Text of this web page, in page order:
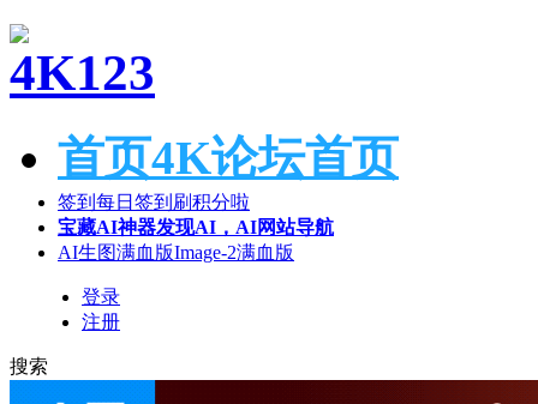
首页4K论坛首页
签到 每日签到刷积分啦
宝藏AI神器发现AI，AI网站导航
AI生图满血版Image-2满血版
登录
注册
搜索